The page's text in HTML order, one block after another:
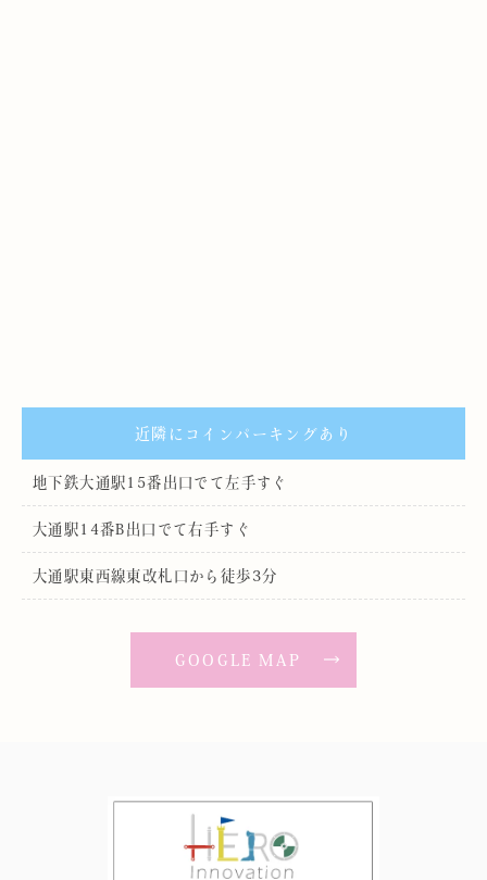
近隣にコインパーキングあり
地下鉄大通駅15番出口でて左手すぐ
大通駅14番B出口でて右手すぐ
大通駅東西線東改札口から徒歩3分
GOOGLE MAP